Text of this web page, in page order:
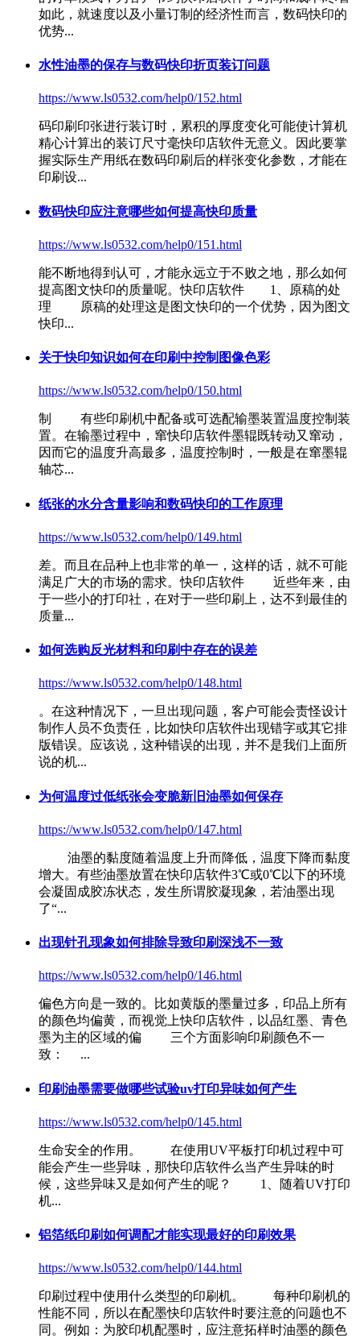
如此，就速度以及小量订制的经济性而言，数码快印的
优势...
水性油墨的保存与数码快印折页装订问题
https://www.ls0532.com/help0/152.html
码印刷印张进行装订时，累积的厚度变化可能使计算机
精心计算出的装订尺寸毫快印店软件无意义。因此要掌
握实际生产用纸在数码印刷后的样张变化参数，才能在
印刷设...
数码快印应注意哪些如何提高快印质量
https://www.ls0532.com/help0/151.html
能不断地得到认可，才能永远立于不败之地，那么如何
提高图文快印的质量呢。快印店软件 1、原稿的处
理 原稿的处理这是图文快印的一个优势，因为图文
快印...
关于快印知识如何在印刷中控制图像色彩
https://www.ls0532.com/help0/150.html
制 有些印刷机中配备或可选配输墨装置温度控制装
置。在输墨过程中，窜快印店软件墨辊既转动又窜动，
因而它的温度升高最多，温度控制时，一般是在窜墨辊
轴芯...
纸张的水分含量影响和数码快印的工作原理
https://www.ls0532.com/help0/149.html
差。而且在品种上也非常的单一，这样的话，就不可能
满足广大的市场的需求。快印店软件 近些年来，由
于一些小的打印社，在对于一些印刷上，达不到最佳的
质量...
如何选购反光材料和印刷中存在的误差
https://www.ls0532.com/help0/148.html
。在这种情况下，一旦出现问题，客户可能会责怪设计
制作人员不负责任，比如快印店软件出现错字或其它排
版错误。应该说，这种错误的出现，并不是我们上面所
说的机...
为何温度过低纸张会变脆新旧油墨如何保存
https://www.ls0532.com/help0/147.html
油墨的黏度随着温度上升而降低，温度下降而黏度
增大。有些油墨放置在快印店软件3℃或0℃以下的环境
会凝固成胶冻状态，发生所谓胶凝现象，若油墨出现
了“...
出现针孔现象如何排除导致印刷深浅不一致
https://www.ls0532.com/help0/146.html
偏色方向是一致的。比如黄版的墨量过多，印品上所有
的颜色均偏黄，而视觉上快印店软件 ，以品红墨、青色
墨为主的区域的偏 三个方面影响印刷颜色不一
致： ...
印刷油墨需要做哪些试验uv打印异味如何产生
https://www.ls0532.com/help0/145.html
生命安全的作用。 在使用UV平板打印机过程中可
能会产生一些异味，那快印店软件么当产生异味的时
候，这些异味又是如何产生的呢？ 1、随着UV打印
机...
铝箔纸印刷如何调配才能实现最好的印刷效果
https://www.ls0532.com/help0/144.html
印刷过程中使用什么类型的印刷机。 每种印刷机的
性能不同，所以在配墨快印店软件时要注意的问题也不
同。例如：为胶印机配墨时，应注意拓样时油墨的颜色